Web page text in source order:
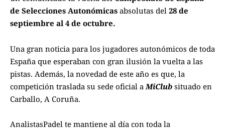
de Selecciones Autonómicas absolutas del 28 de
septiembre al 4 de octubre.
Una gran noticia para los jugadores autonómicos de toda
España que esperaban con gran ilusión la vuelta a las
pistas. Además, la novedad de este año es que, la
competición traslada su sede oficial a MiClub situado en
Carballo, A Coruña.
AnalistasPadel te mantiene al día con toda la